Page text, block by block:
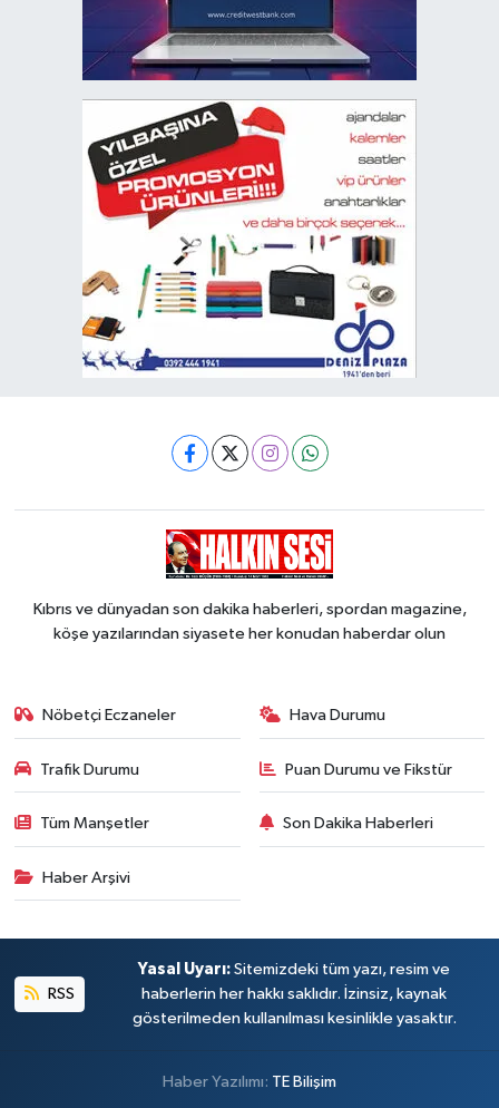
Kıbrıs ve dünyadan son dakika haberleri, spordan magazine,
köşe yazılarından siyasete her konudan haberdar olun
Nöbetçi Eczaneler Hava Durumu
Trafik Durumu Puan Durumu ve Fikstür
Tüm Manşetler Son Dakika Haberleri
Haber Arşivi
RSS
Yasal Uyarı: Sitemizdeki tüm yazı, resim ve
haberlerin her hakkı saklıdır. İzinsiz, kaynak
gösterilmeden kullanılması kesinlikle yasaktır.
Haber Yazılımı: TE Bilişim